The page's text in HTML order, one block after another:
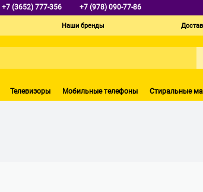
+7 (3652) 777-356 +7 (978) 090-77-86
Наши бренды
Телевизоры Мобильные телефоны Стиральные